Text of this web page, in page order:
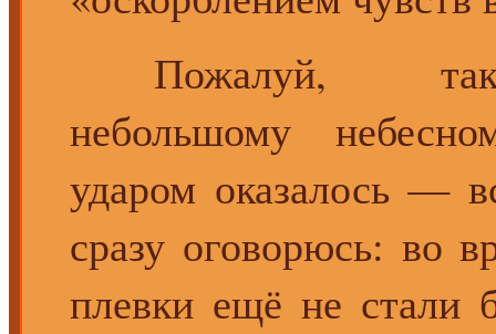
Пожалуй,
небольшому
ударом оказалось —
сразу оговорюсь: во
плевки ещё не стали